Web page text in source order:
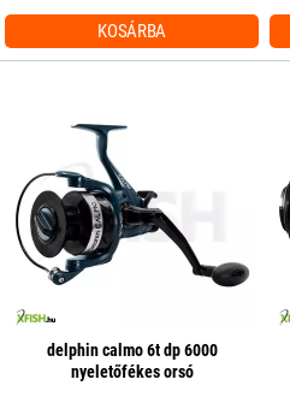
KOSÁRBA
delphin calmo 6t dp 6000
nyeletőfékes orsó